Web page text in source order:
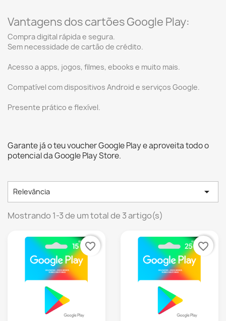
Vantagens dos cartões Google Play:
Compra digital rápida e segura.
Sem necessidade de cartão de crédito.
Acesso a apps, jogos, filmes, ebooks e muito mais.
Compatível com dispositivos Android e serviços Google.
Presente prático e flexível.
Garante já o teu voucher Google Play e aproveita todo o
potencial da Google Play Store.
Relevância 
Mostrando 1-3 de um total de 3 artigo(s)
favorite_border favorite_border